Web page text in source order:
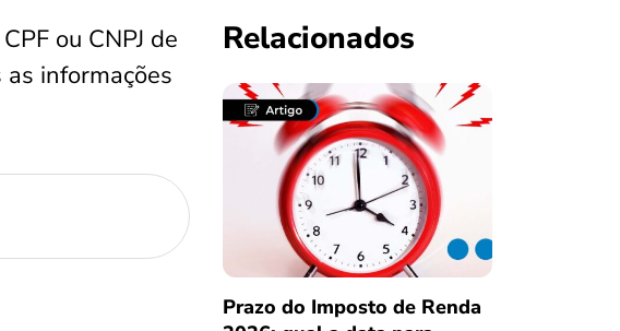
ou CNPJ de
informações
Relacionados
Prazo do Imposto de Renda